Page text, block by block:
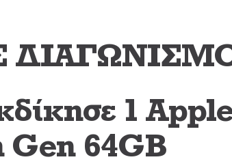
1
Gen 64GB